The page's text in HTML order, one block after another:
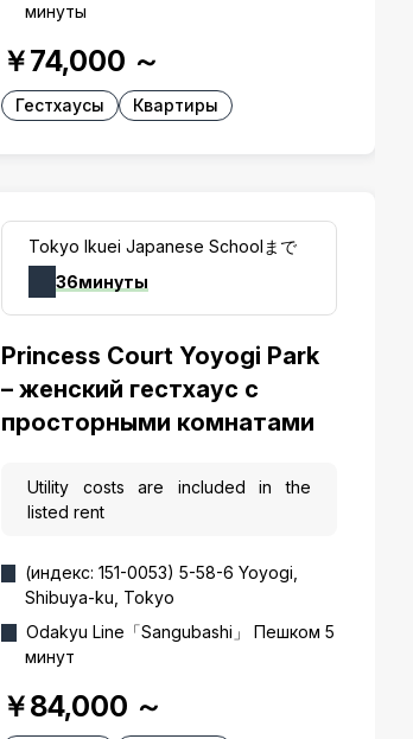
минуты
￥74,000 ～
Гестхаусы Квартиры
Tokyo Ikuei Japanese Schoolまで
36минуты
Princess Court Yoyogi Park
– женский гестхаус с
просторными комнатами
Utility costs are included in the
listed rent
(индекс: 151-0053) 5-58-6 Yoyogi,
Shibuya-ku, Tokyo
Odakyu Line「Sangubashi」 Пешком 5
минут
￥84,000 ～